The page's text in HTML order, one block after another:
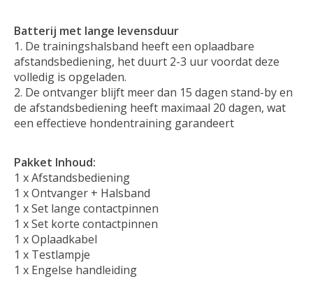
Batterij met lange levensduur
De trainingshalsband heeft een oplaadbare
afstandsbediening, het duurt 2-3 uur voordat deze
volledig is opgeladen.
De ontvanger blijft meer dan 15 dagen stand-by en
de afstandsbediening heeft maximaal 20 dagen, wat
een effectieve hondentraining garandeert
Pakket Inhoud:
1 x Afstandsbediening
1 x Ontvanger + Halsband
1 x Set lange contactpinnen
1 x Set korte contactpinnen
1 x Oplaadkabel
1 x Testlampje
1 x Engelse handleiding